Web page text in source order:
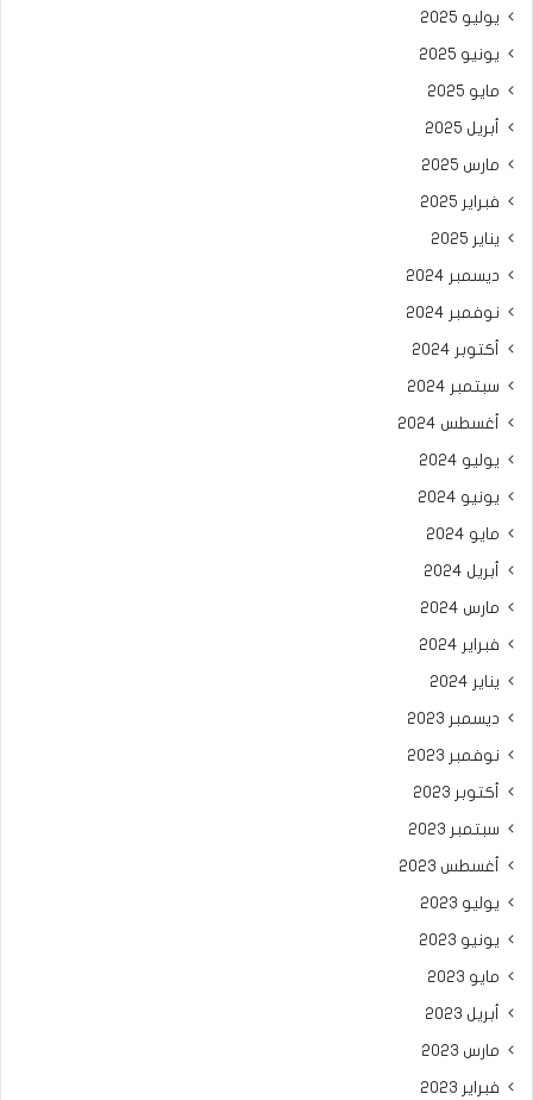
يوليو 2025
يونيو 2025
مايو 2025
أبريل 2025
مارس 2025
فبراير 2025
يناير 2025
ديسمبر 2024
نوفمبر 2024
أكتوبر 2024
سبتمبر 2024
أغسطس 2024
يوليو 2024
يونيو 2024
مايو 2024
أبريل 2024
مارس 2024
فبراير 2024
يناير 2024
ديسمبر 2023
نوفمبر 2023
أكتوبر 2023
سبتمبر 2023
أغسطس 2023
يوليو 2023
يونيو 2023
مايو 2023
أبريل 2023
مارس 2023
فبراير 2023